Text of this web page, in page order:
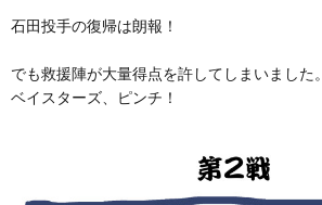
石田投手の復帰は朗報！
でも救援陣が大量得点を許してしまいました。
ベイスターズ、ピンチ！